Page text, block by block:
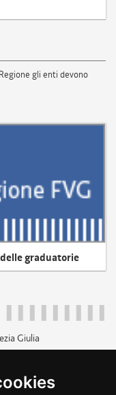
gli enti devono
graduatorie
Giulia